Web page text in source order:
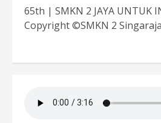
65th | SMKN 2 JAYA UNTUK
Copyright ©SMKN 2